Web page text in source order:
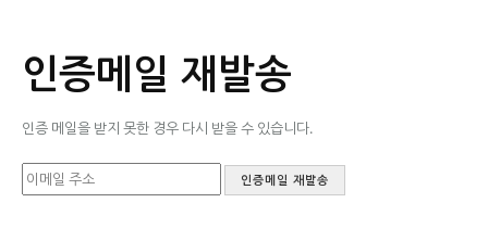
인증메일 재발송
인증 메일을 받지 못한 경우 다시 받을 수 있습니다.